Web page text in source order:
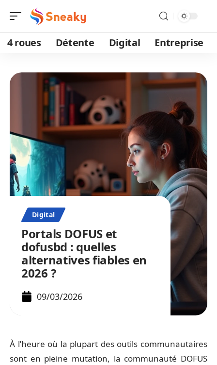
4 roues Détente Digital Entreprise
Digital
Portals DOFUS et
dofusbd : quelles
alternatives fiables en
2026 ?
09/03/2026
À l’heure où la plupart des outils communautaires
sont en pleine mutation, la communauté DOFUS